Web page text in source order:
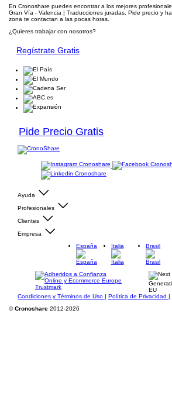
En Cronoshare puedes encontrar a los mejores
Gran Vía - Valencia | Traducciones juradas. Pide precio y
zona te contactan a las pocas horas.
¿Quieres trabajar con nosotros?
Regístrate Gratis
Pide Precio Gratis
Ayuda
Profesionales
Clientes
Empresa
España
Italia Brasil
Condiciones y Términos de Uso | Política de Privacidad |
©Cronoshare 2012-2026